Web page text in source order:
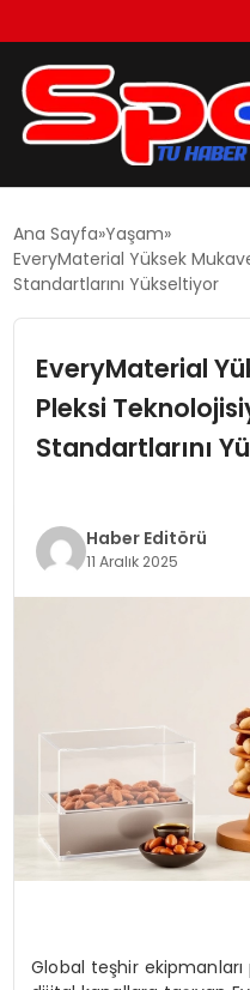
DÜNYA
SIYASET
EĞITIM
MAGAZIN
YAŞAM
Ana Sayfa Yaşam
EveryMaterial Yüksek
Standartlarını Yükseltiyor
EveryMaterial
Pleksi
Standartlarını
Haber Editörü
11 Aralık 2025
Global teşhir ekipmanları